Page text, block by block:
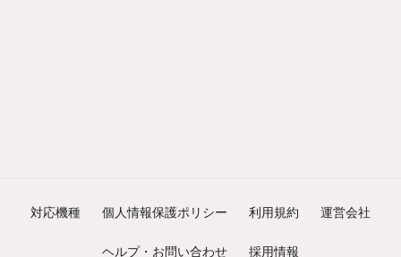
対応機種 個人情報保護ポリシー 利用規約 運営会社
ヘルプ・お問い合わせ 採用情報